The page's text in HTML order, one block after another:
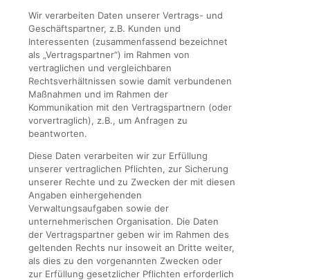
Wir verarbeiten Daten unserer Vertrags- und
Geschäftspartner, z.B. Kunden und
Interessenten (zusammenfassend bezeichnet
als „Vertragspartner“) im Rahmen von
vertraglichen und vergleichbaren
Rechtsverhältnissen sowie damit verbundenen
Maßnahmen und im Rahmen der
Kommunikation mit den Vertragspartnern (oder
vorvertraglich), z.B., um Anfragen zu
beantworten.
Diese Daten verarbeiten wir zur Erfüllung
unserer vertraglichen Pflichten, zur Sicherung
unserer Rechte und zu Zwecken der mit diesen
Angaben einhergehenden
Verwaltungsaufgaben sowie der
unternehmerischen Organisation. Die Daten
der Vertragspartner geben wir im Rahmen des
geltenden Rechts nur insoweit an Dritte weiter,
als dies zu den vorgenannten Zwecken oder
zur Erfüllung gesetzlicher Pflichten erforderlich